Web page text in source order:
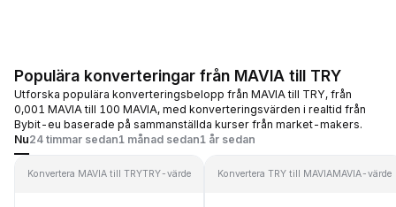
Populära konverteringar från MAVIA till TRY
Utforska populära konverteringsbelopp från MAVIA till TRY, från
0,001 MAVIA till 100 MAVIA, med konverteringsvärden i realtid från
Bybit-eu baserade på sammanställda kurser från market-makers.
Nu24 timmar sedan1 månad sedan1 år sedan
Konvertera MAVIA till TRYTRY-värde Konvertera TRY till MAVIAMAVIA-värde